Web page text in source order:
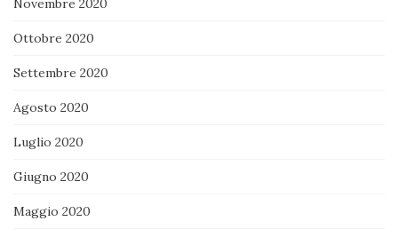
Novembre 2020
Ottobre 2020
Settembre 2020
Agosto 2020
Luglio 2020
Giugno 2020
Maggio 2020